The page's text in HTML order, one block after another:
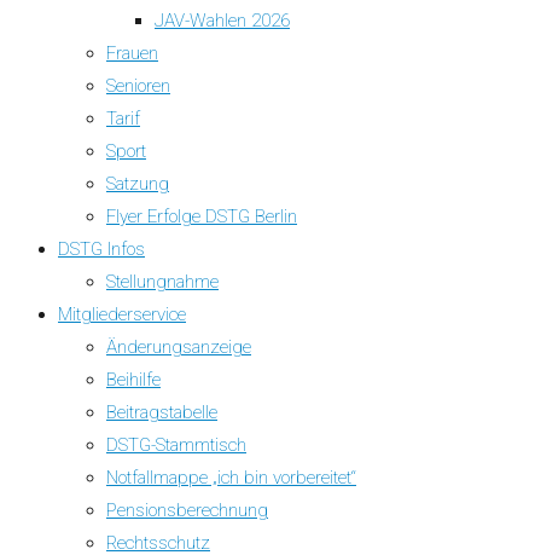
JAV-Wahlen 2026
Frauen
Senioren
Tarif
Sport
Satzung
Flyer Erfolge DSTG Berlin
DSTG Infos
Stellungnahme
Mitgliederservice
Änderungsanzeige
Beihilfe
Beitragstabelle
DSTG-Stammtisch
Notfallmappe „ich bin vorbereitet“
Pensionsberechnung
Rechtsschutz